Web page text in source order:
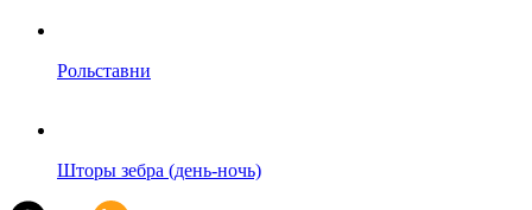
Рольставни
Шторы зебра (день-ночь)